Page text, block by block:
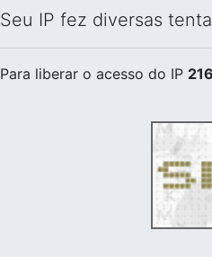
Seu IP fez diversas
Para liberar o acesso do IP